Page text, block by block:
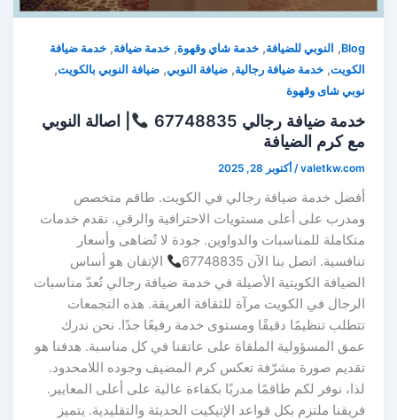
Blog
,النوبي للضيافة,خدمة شاي وقهوة,خدمة ضيافة,خدمة ضيافة
الكويت,خدمة ضيافة رجالية,ضيافة النوبي,ضيافة النوبي بالكويت,
نوبي شاى وقهوة
خدمة ضيافة رجالي 67748835
| اصالة النوبي
مع كرم الضيافة
valetkw.com
/أكتوبر 28, 2025
أفضل خدمة ضيافة رجالي في الكويت. طاقم متخصص
ومدرب على أعلى مستويات الاحترافية والرقي. نقدم خدمات
متكاملة للمناسبات والدواوين. جودة لا تُضاهى وأسعار
تنافسية. اتصل بنا الآن 67748835
الإتقان هو أساس
الضيافة الكويتية الأصيلة في خدمة ضيافة رجالي تُعدّ مناسبات
الرجال في الكويت مرآة للثقافة العريقة. هذه التجمعات
تتطلب تنظيمًا دقيقًا ومستوى خدمة رفيعًا جدًا. نحن ندرك
عمق المسؤولية الملقاة على عاتقنا في كل مناسبة. هدفنا هو
تقديم صورة مشرّفة تعكس كرم المضيف وجوده اللامحدود.
لذا، نوفر لكم طاقمًا مدربًا بكفاءة عالية على أعلى المعايير.
فريقنا ملتزم بكل قواعد الإتيكيت الحديثة والتقليدية. يتميز